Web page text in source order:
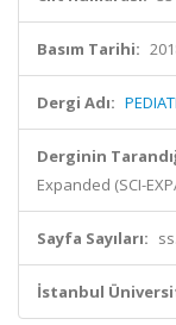
Basım Tarihi:
Dergi Adı:
Derginin
Expanded (SCI-
Sayfa Sayıları:
İstanbul